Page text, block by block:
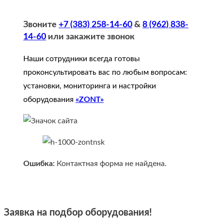
Звоните +7 (383) 258-14-60 & 8 (962) 838-
14-60 или закажите звонок
Наши сотрудники всегда готовы
проконсультировать вас по любым вопросам:
установки, мониторинга и настройки
оборудования «ZONT»
Ошибка: Контактная форма не найдена.
Заявка на подбор оборудования!